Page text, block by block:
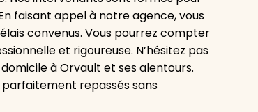
faisant appel à notre agence, vous
convenus. Vous pourrez compter
et rigoureuse. N’hésitez pas
à Orvault et ses alentours.
parfaitement repassés sans